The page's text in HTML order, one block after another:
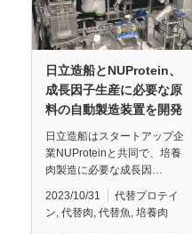
日立造船とNUProtein、
成長因子生産に必要な原
料の自動製造装置を開発
日立造船はスタートアップ企
業NUProteinと共同で、培養
肉製造に必要な成長因…
2023/10/31
代替プロテイ
ン 代替肉 代替魚 培養肉